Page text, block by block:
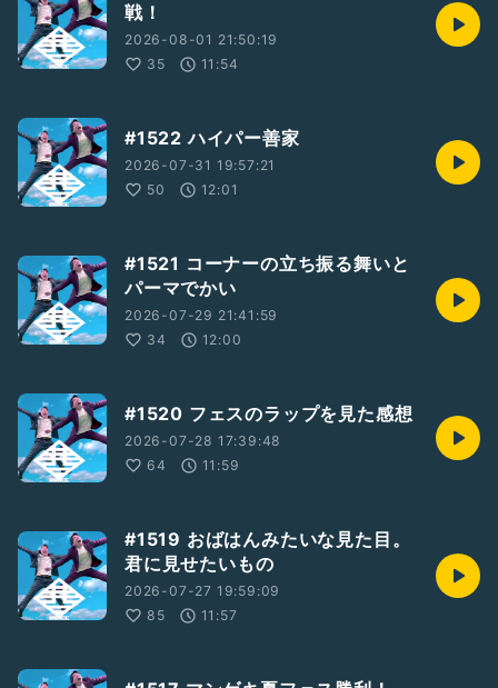
戦！
2026-08-01 21:50:19
35
11:54
#1522 ハイパー善家
2026-07-31 19:57:21
50
12:01
#1521 コーナーの立ち振る舞いと
パーマでかい
2026-07-29 21:41:59
34
12:00
#1520 フェスのラップを見た感想
2026-07-28 17:39:48
64
11:59
#1519 おばはんみたいな見た目。
君に見せたいもの
2026-07-27 19:59:09
85
11:57